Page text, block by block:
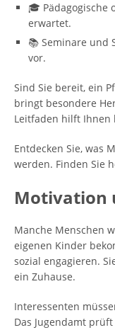
🎓 Pädagogische
erwartet.
📚 Seminare und
vor.
Sind Sie bereit, ein
bringt besondere
Leitfaden hilft Ihnen
Entdecken Sie, was
werden. Finden Sie
Motivation
Manche Menschen
eigenen Kinder
sozial engagieren.
ein Zuhause.
Interessenten
Das Jugendamt